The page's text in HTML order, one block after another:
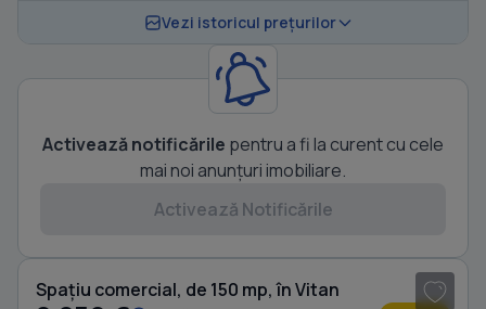
Vezi istoricul prețurilor
Activează notificările pentru a fi la curent cu cele
mai noi anunțuri imobiliare.
Activează Notificările
Spațiu comercial, de 150 mp, în Vitan